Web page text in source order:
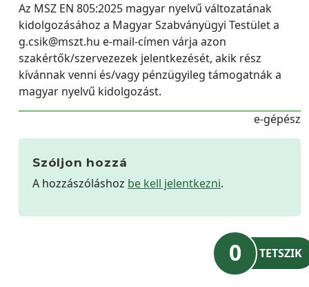
Az MSZ EN 805:2025 magyar nyelvű változatának
kidolgozásához a Magyar Szabványügyi Testület a
g.csik@mszt.hu e-mail-címen várja azon
szakértők/szervezezek jelentkezését, akik rész
kívánnak venni és/vagy pénzügyileg támogatnák a
magyar nyelvű kidolgozást.
e-gépész
Szóljon hozzá
A hozzászóláshoz be kell jelentkezni.
0 TETSZIK